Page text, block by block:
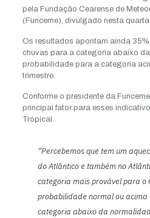
pela Fundação Cearense de
(Funceme), divulgado nesta
Os resultados apontam ainda
chuvas para a categoria abaixo
probabilidade para a categoria
trimestre.
Conforme o presidente da
principal fator para esses
Tropical.
“Percebemos que tem um
do Atlântico e também no
categoria mais provável para o
probabilidade normal ou
categoria abaixo da